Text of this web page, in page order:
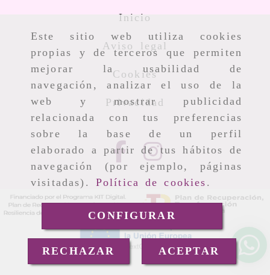
Este sitio web utiliza cookies
propias y de terceros que permiten
mejorar la usabilidad de
navegación, analizar el uso de la
web y mostrar publicidad
relacionada con tus preferencias
sobre la base de un perfil
elaborado a partir de tus hábitos de
navegación (por ejemplo, páginas
visitadas). Política de cookies .
CONFIGURAR
RECHAZAR ACEPTAR
Inicio
Aviso legal
Cookies
Privacidad